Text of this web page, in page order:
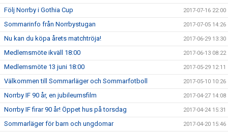
Följ Norrby i Gothia Cup 2017-07-16 22:00
Sommarinfo från Norrbystugan 2017-07-05 14:26
Nu kan du köpa årets matchtröja! 2017-06-29 13:30
Medlemsmöte ikväll 18:00 2017-06-13 08:22
Medlemsmöte 13 juni 18:00 2017-05-29 12:11
Välkommen till Sommarläger och Sommarfotboll 2017-05-10 10:26
Norrby IF 90 år, en jubileumsfilm 2017-04-27 14:08
Norrby IF firar 90 år! Öppet hus på torsdag 2017-04-24 15:31
Sommarläger för barn och ungdomar 2017-04-20 15:46